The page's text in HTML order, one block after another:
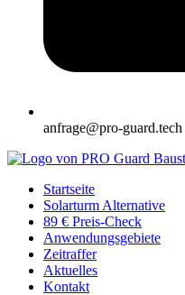
anfrage@pro-guard.tech
Startseite
Solarturm Alternative
89 € Preis-Check
Anwendungs­gebiete
Zeitraffer
Aktuelles
Kontakt